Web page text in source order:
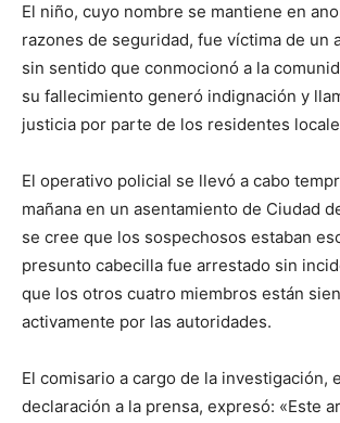
El niño, cuyo nombre se mantiene en
razones de seguridad, fue víctima de un
sin sentido que conmocionó a la
su fallecimiento generó indignación y
justicia por parte de los residentes
El operativo policial se llevó a cabo
mañana en un asentamiento de Ciudad
se cree que los sospechosos estaban
presunto cabecilla fue arrestado sin
que los otros cuatro miembros están
activamente por las autoridades.
El comisario a cargo de la investigación,
declaración a la prensa, expresó: «Este